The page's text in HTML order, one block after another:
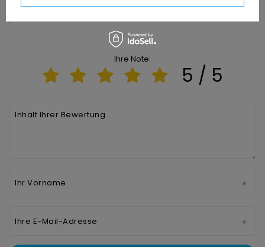
.
Ihre Note:
5 / 5
Inhalt Ihrer Bewertung
Ihr Vorname
Ihre E-Mail-Adresse